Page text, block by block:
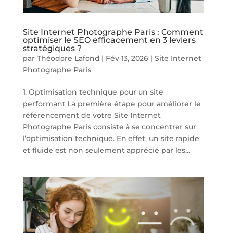
Site Internet Photographe Paris : Comment
optimiser le SEO efficacement en 3 leviers
stratégiques ?
par Théodore Lafond | Fév 13, 2026| Site Internet
Photographe Paris
1. Optimisation technique pour un site
performant La première étape pour améliorer le
référencement de votre Site Internet
Photographe Paris consiste à se concentrer sur
l’optimisation technique. En effet, un site rapide
et fluide est non seulement apprécié par les...